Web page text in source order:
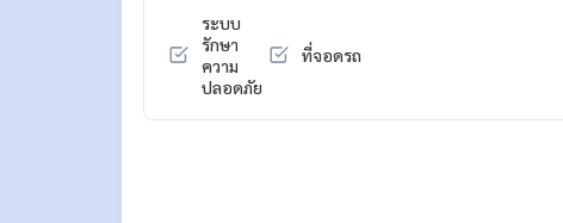
ระบบ
รักษา
ความ
ปลอดภัย
ที่จอดรถ